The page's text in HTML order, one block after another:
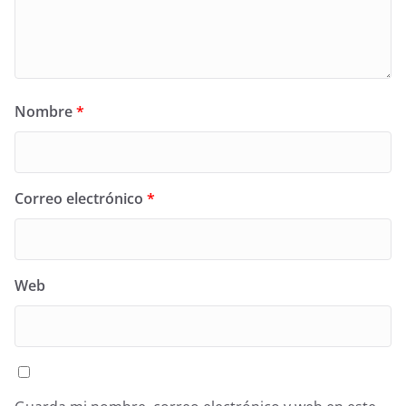
Nombre*
Correo electrónico *
Web